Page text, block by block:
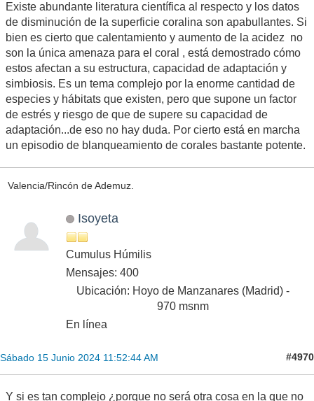
Existe abundante literatura científica al respecto y los datos
de disminución de la superficie coralina son apabullantes. Si
bien es cierto que calentamiento y aumento de la acidez no
son la única amenaza para el coral , está demostrado cómo
estos afectan a su estructura, capacidad de adaptación y
simbiosis. Es un tema complejo por la enorme cantidad de
especies y hábitats que existen, pero que supone un factor
de estrés y riesgo de que de supere su capacidad de
adaptación...de eso no hay duda. Por cierto está en marcha
un episodio de blanqueamiento de corales bastante potente.
Valencia/Rincón de Ademuz.
Isoyeta
Cumulus Húmilis
Mensajes: 400
Ubicación: Hoyo de Manzanares (Madrid) -
970 msnm
En línea
Sábado 15 Junio 2024 11:52:44 AM #4970
Y si es tan complejo ¿porque no será otra cosa en la que no